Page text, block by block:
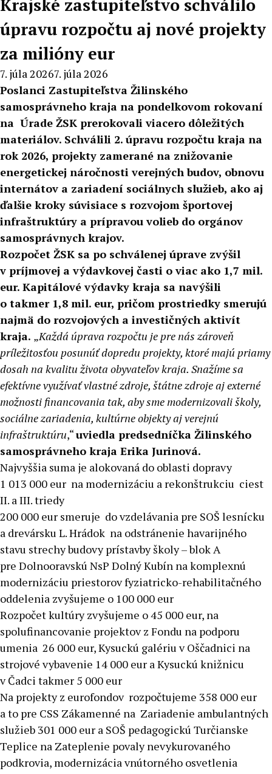
Krajské zastupiteľstvo schválilo
úpravu rozpočtu aj nové projekty
za milióny eur
7. júla 20267. júla 2026
Poslanci Zastupiteľstva Žilinského
samosprávneho kraja na pondelkovom rokovaní
na Úrade ŽSK prerokovali viacero dôležitých
materiálov. Schválili 2. úpravu rozpočtu kraja na
rok 2026, projekty zamerané na znižovanie
energetickej náročnosti verejných budov, obnovu
internátov a zariadení sociálnych služieb, ako aj
ďalšie kroky súvisiace s rozvojom športovej
infraštruktúry a prípravou volieb do orgánov
samosprávnych krajov.
Rozpočet ŽSK sa po schválenej úprave zvýšil
v príjmovej a výdavkovej časti o viac ako 1,7 mil.
eur. Kapitálové výdavky kraja sa navýšili
o takmer 1,8 mil. eur, pričom prostriedky smerujú
najmä do rozvojových a investičných aktivít
kraja. „Každá úprava rozpočtu je pre nás zároveň
príležitosťou posunúť dopredu projekty, ktoré majú priamy
dosah na kvalitu života obyvateľov kraja. Snažíme sa
efektívne využívať vlastné zdroje, štátne zdroje aj externé
možnosti financovania tak, aby sme modernizovali školy,
sociálne zariadenia, kultúrne objekty aj verejnú
infraštruktúru,“uviedla predsedníčka Žilinského
samosprávneho kraja Erika Jurinová.
Najvyššia suma je alokovaná do oblasti dopravy
1 013 000 eur na modernizáciu a rekonštrukciu ciest
II. a III. triedy
200 000 eur smeruje do vzdelávania pre SOŠ lesnícku
a drevársku L. Hrádok na odstránenie havarijného
stavu strechy budovy prístavby školy – blok A
pre Dolnooravskú NsP Dolný Kubín na komplexnú
modernizáciu priestorov fyziatricko-rehabilitačného
oddelenia zvyšujeme o 100 000 eur
Rozpočet kultúry zvyšujeme o 45 000 eur, na
spolufinancovanie projektov z Fondu na podporu
umenia 26 000 eur, Kysuckú galériu v Oščadnici na
strojové vybavenie 14 000 eur a Kysuckú knižnicu
v Čadci takmer 5 000 eur
Na projekty z eurofondov rozpočtujeme 358 000 eur
a to pre CSS Zákamenné na Zariadenie ambulantných
služieb 301 000 eur a SOŠ pedagogickú Turčianske
Teplice na Zateplenie povaly nevykurovaného
podkrovia, modernizácia vnútorného osvetlenia